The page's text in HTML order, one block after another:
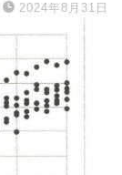
2024年8月31日